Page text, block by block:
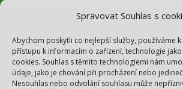
Spravovat Souhlas s
Abychom poskytli co nejlepší služby, používáme
přístupu k informacím o zařízení, technologie
cookies. Souhlas s těmito technologiemi nám
údaje, jako je chování při procházení nebo
Nesouhlas nebo odvolání souhlasu může
Potřebujete
Napište mi na